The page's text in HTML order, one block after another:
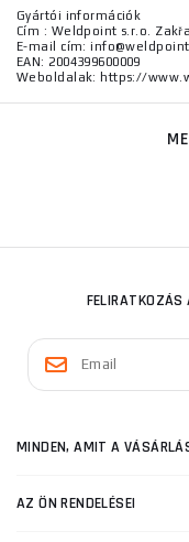
Gyártói információk
Cím : Weldpoint s.r.o.
E-mail cím:
EAN: 2004399600009
Weboldalak: https://
FELIRATKOZÁS
MINDEN, AMIT A
AZ ÖN RENDELÉSEI